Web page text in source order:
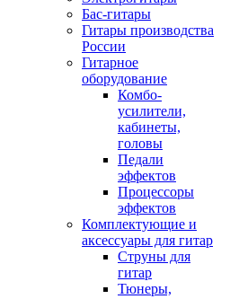
Бас-гитары
Гитары производства
России
Гитарное
оборудование
Комбо-
усилители,
кабинеты,
головы
Педали
эффектов
Процессоры
эффектов
Комплектующие и
аксессуары для гитар
Струны для
гитар
Тюнеры,